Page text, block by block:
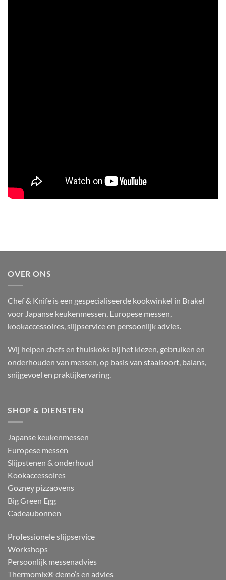
OVER ONS
Chef & Knife is een gespecialiseerde kookwinkel in Brakel
voor Japanse keukenmessen, Europese messen,
kookaccessoires, slijpservice en persoonlijk advies.
Wij helpen chefs en thuiskoks bij het kiezen, gebruiken en
onderhouden van messen, op basis van staalsoort, balans,
snijgevoel en praktijkervaring.
SHOP & DIENSTEN
Japanse keukenmessen
Europese messen
Slijpstenen & onderhoud
Kookaccessoires
Gozney pizzaovens
Big Green Egg
Cadeaubonnen
Professionele slijpservice
Workshops
Persoonlijk messenadvies
Thermomix® demo’s en advies